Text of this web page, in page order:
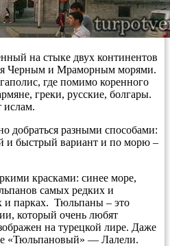
на стыке двух континентов
Черным и Мраморным морями.
где помимо коренного
греки, русские, болгары.
ислам.
добраться разными способами:
и быстрый вариант и по морю –
красками: синее море,
самых редких и
и парках. Тюльпаны – это
который очень любят
на турецкой лире. Даже
«Тюльпановый» — Лалели.